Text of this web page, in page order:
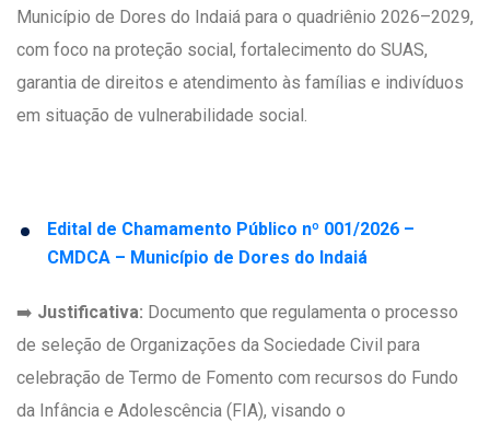
Município de Dores do Indaiá para o quadriênio 2026–2029,
com foco na proteção social, fortalecimento do SUAS,
garantia de direitos e atendimento às famílias e indivíduos
em situação de vulnerabilidade social.
Edital de Chamamento Público nº 001/2026 –
CMDCA – Município de Dores do Indaiá
➡️ Justificativa: Documento que regulamenta o processo
de seleção de Organizações da Sociedade Civil para
celebração de Termo de Fomento com recursos do Fundo
da Infância e Adolescência (FIA), visando o